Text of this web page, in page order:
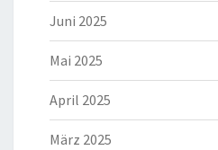
Juni 2025
Mai 2025
April 2025
März 2025